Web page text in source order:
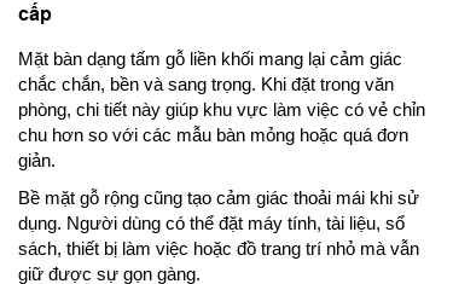
cấp
Mặt bàn dạng tấm gỗ liền khối mang lại cảm giác
chắc chắn, bền và sang trọng. Khi đặt trong văn
phòng, chi tiết này giúp khu vực làm việc có vẻ chỉn
chu hơn so với các mẫu bàn mỏng hoặc quá đơn
giản.
Bề mặt gỗ rộng cũng tạo cảm giác thoải mái khi sử
dụng. Người dùng có thể đặt máy tính, tài liệu, sổ
sách, thiết bị làm việc hoặc đồ trang trí nhỏ mà vẫn
giữ được sự gọn gàng.